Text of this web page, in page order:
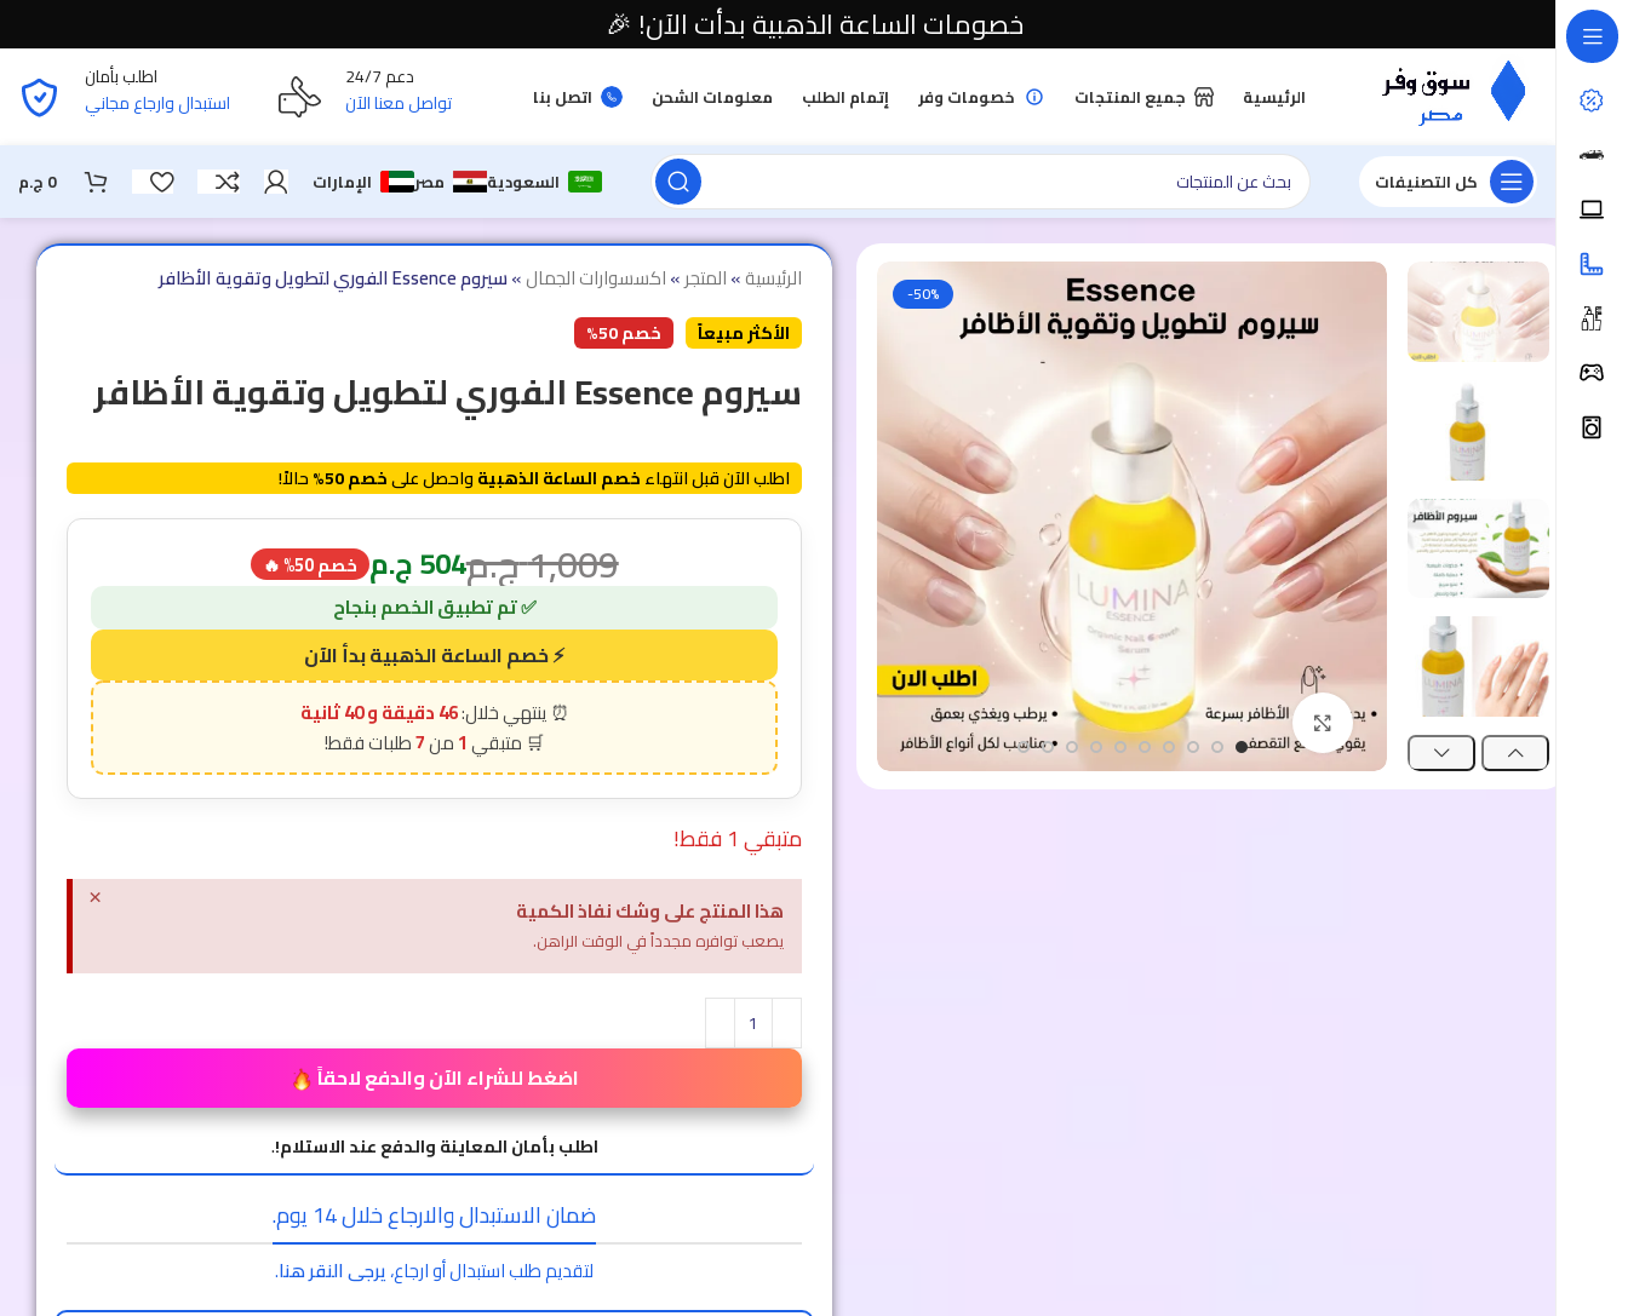
الرئيسية جميع المنتجات خصومات وفر إتمام الطلب معلومات الشحن اتصل بنا
دعم 24/7
تواصل معنا الآن
اطلب بأمان
استبدال وارجاع مجاني
كل التصنيفات السعودية مصر الإمارات 0 ج.م
-50%
اضغط للتكبير
الرئيسية»المتجر»اكسسوارات الجمال»سيروم Essence الفوري لتطويل وتقوية الأظافر
الأكثر مبيعاً خصم 50%
سيروم Essence الفوري لتطويل وتقوية الأظافر
اطلب الآن قبل انتهاءخصم الساعة الذهبيةواحصل علىخصم 50% حالاً!
1,009ج.م504ج.م خصم 50% 🔥
46 دقيقة و 39 ثانية
1
7
متبقي 1 فقط!
هذا المنتج على وشك نفاذ الكمية
يصعب توافره مجدداً في الوقت الراهن.
×
اضغط للشراء الآن والدفع لاحقاً
اطلب بأمان المعاينة والدفع عند الاستلام!.
ضمان الاستبدال والارجاع خلال 14 يوم.
لتقديم طلب استبدال أو ارجاع،يرجى النقر هنا.
خصومات الساعة الذهبية بدأت الآن! 🎉